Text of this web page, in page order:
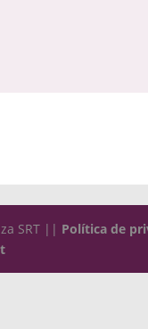
SRT || Política de